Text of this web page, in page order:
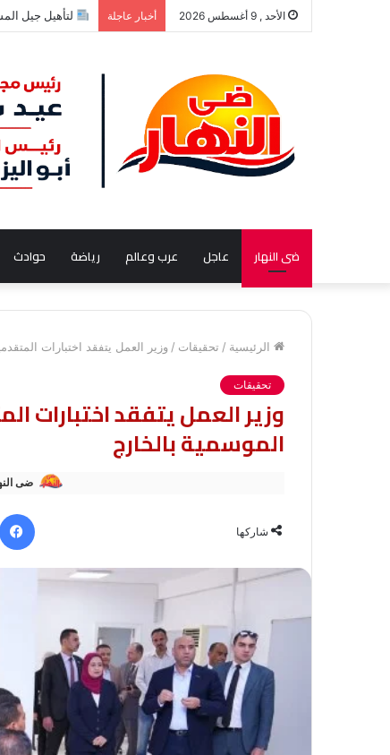
الأحد , 9 أغسطس 2026 أخبار عاجلة لتأهيل جيل
ضى النهار عاجل عرب وعالم رياضة حوادث
الرئيسية / تحقيقات / وزير العمل يتفقد اختبارات
تحقيقات
وزير العمل يتفقد اختبارات
الموسمية بالخارج
ضى
شاركها